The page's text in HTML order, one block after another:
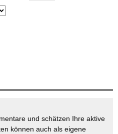
und schätzen Ihre aktive
können auch als eigene